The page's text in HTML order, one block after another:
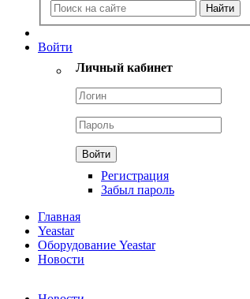
Войти
Личный кабинет
Регистрация
Забыл пароль
Главная
Yeastar
Оборудование Yeastar
Новости